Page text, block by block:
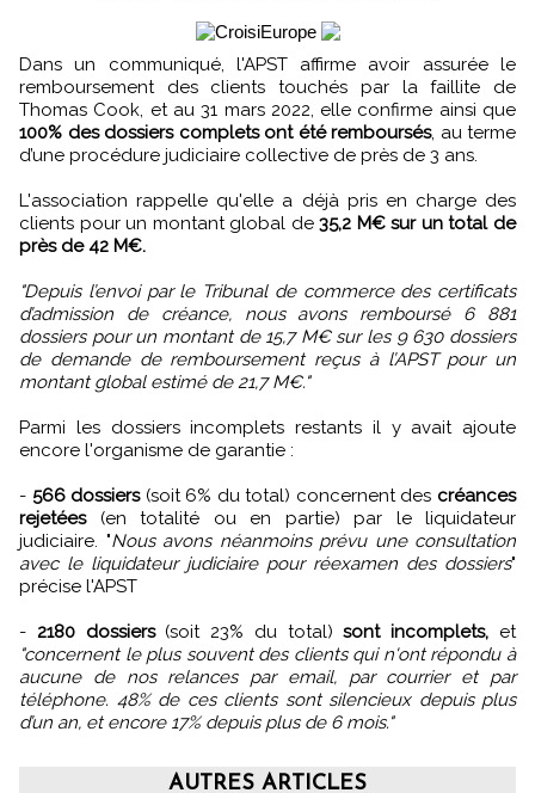
Dans un communiqué, l'APST affirme avoir assurée le
remboursement des clients touchés par la faillite de
Thomas Cook, et au 31 mars 2022, elle confirme ainsi que
100% des dossiers complets ont été remboursés, au terme
d’une procédure judiciaire collective de près de 3 ans.
L'association rappelle qu'elle a déjà pris en charge des
clients pour un montant global de35,2 M€ sur un total de
près de 42 M€.
"Depuis l’envoi par le Tribunal de commerce des certificats
d’admission de créance, nous avons remboursé 6 881
dossiers pour un montant de 15,7 M€ sur les 9 630 dossiers
de demande de remboursement reçus à l’APST pour un
montant global estimé de 21,7 M€."
Parmi les dossiers incomplets restants il y avait ajoute
encore l'organisme de garantie :
- 566 dossiers(soit 6% du total) concernent des créances
rejetées (en totalité ou en partie) par le liquidateur
judiciaire. "Nous avons néanmoins prévu une consultation
avec le liquidateur judiciaire pour réexamen des dossiers"
précise l'APST
- 2180 dossiers(soit 23% du total)sont incomplets, et
"concernent le plus souvent des clients qui n'ont répondu à
aucune de nos relances par email, par courrier et par
téléphone. 48% de ces clients sont silencieux depuis plus
d’un an, et encore 17% depuis plus de 6 mois."
AUTRES ARTICLES